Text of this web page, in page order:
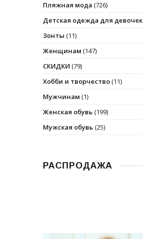
Пляжная мода (726)
Детская одежда для девочек
Зонты (11)
Женщинам (147)
СКИДКИ (79)
Хобби и творчество(11)
Мужчинам (1)
Женская обувь (199)
Мужская обувь (25)
РАСПРОДАЖА